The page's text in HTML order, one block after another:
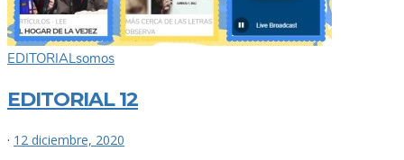
EDITORIALsomos
EDITORIAL 12
· 12 diciembre, 2020